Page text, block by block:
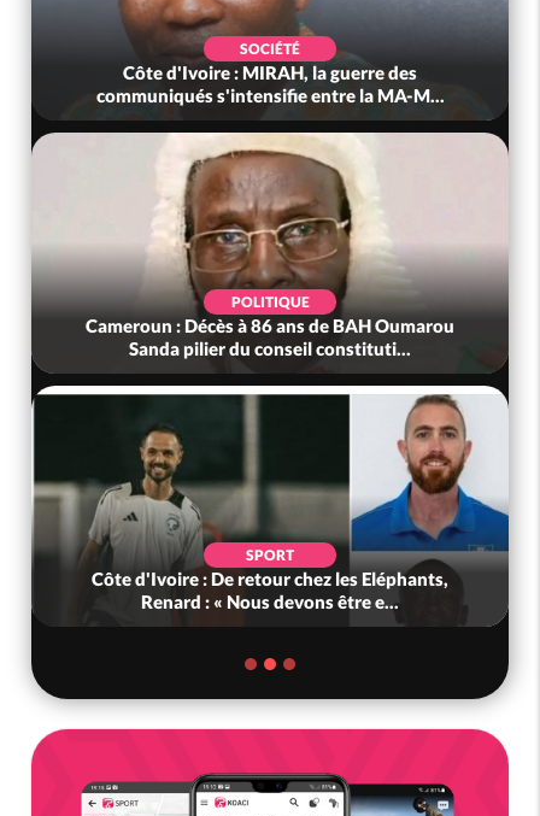
SOCIÉTÉ
Côte d'Ivoire : MIRAH, la guerre des
communiqués s'intensifie entre la MA-M...
POLITIQUE
Cameroun : Décès à 86 ans de BAH Oumarou
Sanda pilier du conseil constituti...
SPORT
Côte d'Ivoire : De retour chez les Eléphants,
Renard : « Nous devons être e...